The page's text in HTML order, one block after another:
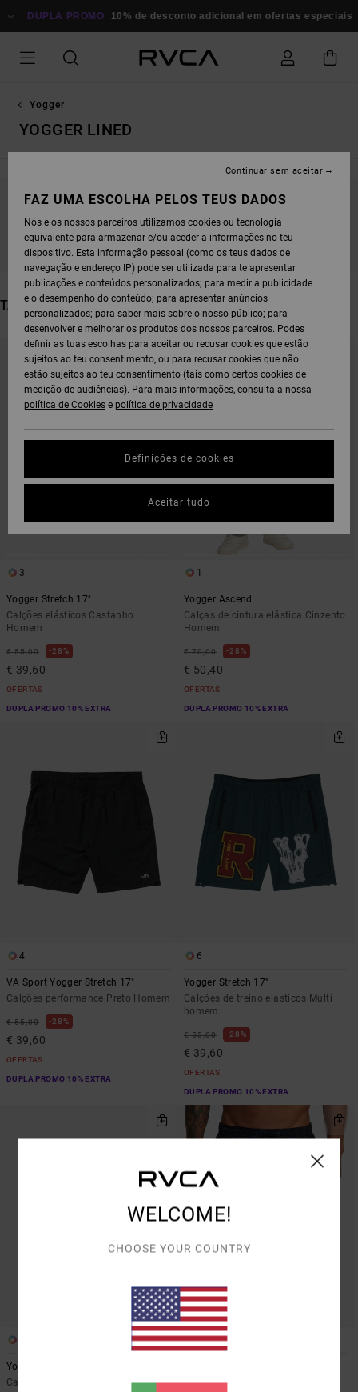
PARA
GRELHA
DUPLA PROMO 10% de desconto adicional em ofertas especiais
Yogger
YOGGER LINED
FICA ATENTO/A, OS PRODUTOS VOLTAM EM
BREVE
TAMBÉM PODERÁS GOSTAR
AVANÇAR
PROCURAR
CRITÉRIOS
AVANÇAR
ORDENAR
3
Yogger Stretch 17"
Calções elásticos Castanho
Homem
€ 55,00 28%
€ 39,60
OFERTAS
DUPLA PROMO 10% EXTRA
1
Yogger Ascend
Calças de cintura elástica Cinzento
Homem
€ 70,00 28%
€ 50,40
OFERTAS
DUPLA PROMO 10% EXTRA
4
VA Sport Yogger Stretch 17"
Calções performance Preto Homem
€ 55,00 28%
€ 39,60
OFERTAS
DUPLA PROMO 10% EXTRA
6
Yogger Stretch 17"
Calções de treino elásticos Multi
homem
€ 55,00 28%
€ 39,60
OFERTAS
DUPLA PROMO 10% EXTRA
Yogger Stretch 17"
Calções elásticos Azul Homem
6
Calções de treino elásticos
WELCOME!
CHOOSE YOUR COUNTRY
FAZ UMA ESCOLHA PELOS TEUS DADOS
Nós e os nossos parceiros utilizamos cookies ou tecnologia
equivalente para armazenar e/ou aceder a informações no teu
dispositivo. Esta informação pessoal (como os teus dados de
navegação e endereço IP) pode ser utilizada para te apresentar
publicações e conteúdos personalizados; para medir a publicidade
e o desempenho do conteúdo; para apresentar anúncios
personalizados; para saber mais sobre o nosso público; para
desenvolver e melhorar os produtos dos nossos parceiros. Podes
definir as tuas escolhas para aceitar ou recusar cookies que estão
sujeitos ao teu consentimento, ou para recusar cookies que não
estão sujeitos ao teu consentimento (tais como certos cookies de
medição de audiências). Para mais informações, consulta a nossa
política de Cookies e política de privacidade
Definições de cookies
Continuar sem aceitar
Aceitar tudo